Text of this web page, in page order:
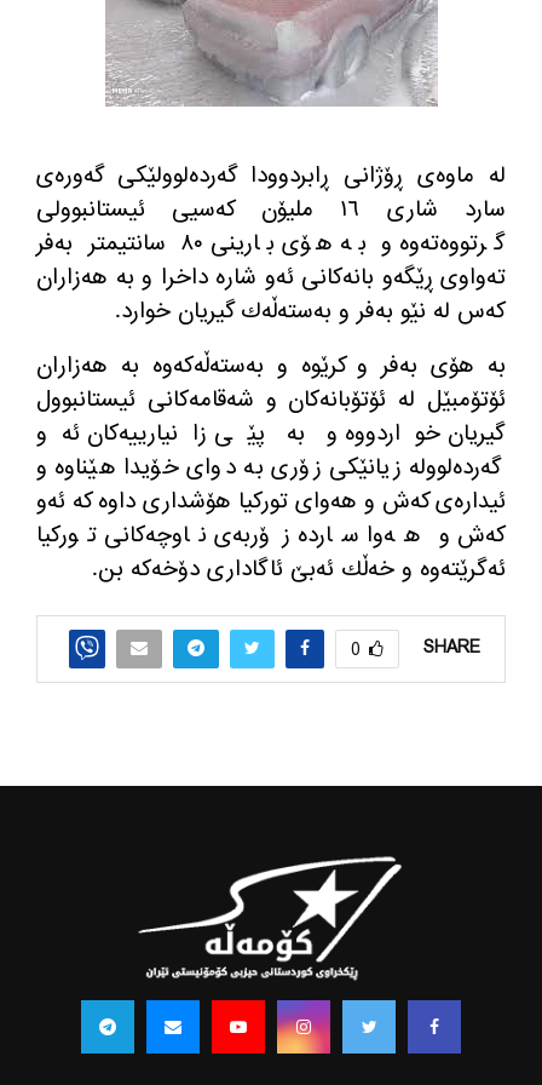
له‌ ماوه‌ی ڕۆژانی ڕابردوودا گه‌رده‌لوولێكی گه‌وره‌ی
سارد شاری ١٦ ملیۆن كه‌سیی ئیستانبوولی
گرتووه‌ته‌وه‌ و به‌ هۆی بارینی ٨٠ سانتیمتر به‌فر
ته‌واوی ڕێگه‌و بانه‌كانی ئه‌و شاره‌ داخرا و به‌ هه‌زاران
كه‌س له‌ نێو به‌فر و به‌سته‌ڵه‌ك گیریان خوارد.
به‌ هۆی به‌فر و كرێوه‌ و به‌سته‌ڵه‌كه‌وه‌ به‌ هه‌زاران
ئۆتۆمبێل له‌ ئۆتۆبانه‌كان و شه‌قامه‌كانی ئیستانبوول
گیریان خواردووه‌ و به‌ پێی زانیارییه‌كان ئه‌و
گه‌رده‌لووله‌ زیانێكی زۆری به‌ دوای خۆیدا هێناوه‌ و
ئیداره‌ی كه‌ش و هه‌وای توركیا هۆشداری داوه‌ كه‌ ئه‌و
كه‌ش و هه‌وا سارده‌ زۆربه‌ی ناوچه‌كانی توركیا
ئه‌گرێته‌وه‌ و خه‌ڵك ئه‌بێ ئاگاداری دۆخه‌كه‌ بن.
SHARE
0